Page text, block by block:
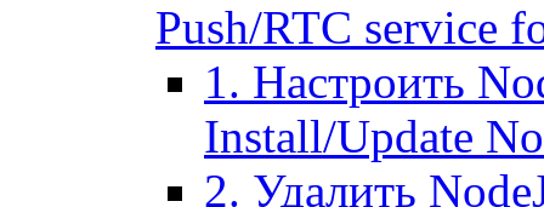
Push/RTC service
1. Настроить
Install/Update
2. Удалить